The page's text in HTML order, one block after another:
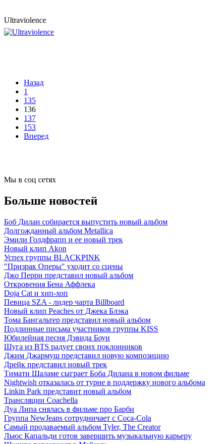
Ultraviolence
Назад
1
135
136
137
153
Вперед
Мы в соц сетях
Больше новостей
Боб Дилан собирается выпустить новый альбом
Долгожданный альбом Metallica
Эмили Голдфрапп и ее новый трек
Новый клип Akon
Успех группы BLACKPINK
"Призрак Оперы" уходит со сцены
Джо Перри представил новый альбом
Откровения Бена Аффлека
Doja Cat и хип-хоп
Певица SZA - лидер чарта Billboard
Новый клип Peaches от Джека Блэка
Тома Бангальтер представил новый альбом
Подлинные письма участников группы KISS
Юбилейная песня Дэвида Боуи
Шуга из BTS радует своих поклонников
Джим Джармуш представил новую композицию
Дрейк представил новый трек
Тимати Шаламе сыграет Боба Дилана в новом фильме
Nightwish отказалась от турне в поддержку нового альбома
Linkin Park представит новый альбом
Трансляции Coachella
Дуа Липа снялась в фильме про Барби
Группа NewJeans сотрудничает с Coca-Cola
Самый продаваемый альбом Tyler, The Creator
Льюс Капальди готов завершить музыкальную карьеру